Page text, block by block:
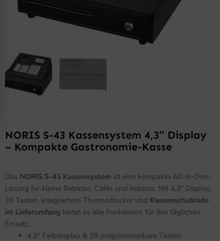
NORIS S-43 Kassensystem 4,3″ Display
– Kompakte Gastronomie-Kasse
Das NORIS S-43 Kassensystem ist eine kompakte All-in-One-
Lösung für kleine Betriebe, Cafés und Imbisse. Mit 4,3″ Display,
39 Tasten, integriertem Thermodrucker und Kassenschublade
im Lieferumfang bietet es alle Funktionen für den täglichen
Einsatz.
4,3″ Farbdisplay & 39 programmierbare Tasten